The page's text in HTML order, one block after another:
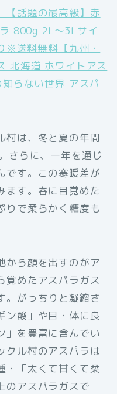
【話題の最高級】赤
800g 2L〜3Lサイ
※送料無料【九州・
北海道 ホワイトアス
らない世界 アスパ
村は、冬と夏の年間
さらに、一年を通じ
です。この寒暖差が
ます。春に目覚めた
りで柔らかく糖度も
から顔を出すのがア
覚めたアスパラガス
。がっちりと凝縮さ
ン酸」や目・体に良
」を豊富に含んでい
クル村のアスパラは
・「太くて甘くて柔
のアスパラガスで